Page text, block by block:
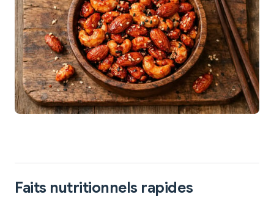
Faits nutritionnels rapides